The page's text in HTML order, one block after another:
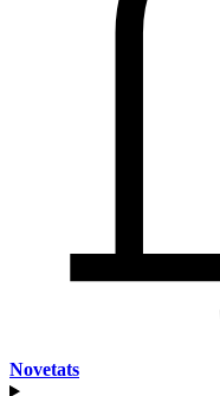
Novetats